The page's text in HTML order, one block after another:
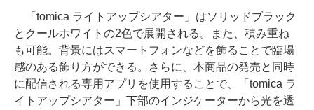
「tomica ライトアップシアター」はソリッドブラック
とクールホワイトの2色で展開される。また、積み重ね
も可能。背景にはスマートフォンなどを飾ることで臨場
感のある飾り方ができる。さらに、本商品の発売と同時
に配信される専用アプリを使用することで、「tomica ラ
イトアップシアター」下部のインジケーターから光を透